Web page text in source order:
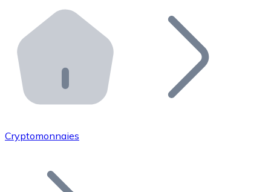
Distributeurs automatiques Bitnovo
Intégrez un ATM Bitnovo dans votre entreprise et
API Bitnovo
Intégrez notre API dans votre écosystème.
Rejoignez notre réseau de distributeurs et
Ajoutez le token de votre projet à notre service
Cryptomonnaies